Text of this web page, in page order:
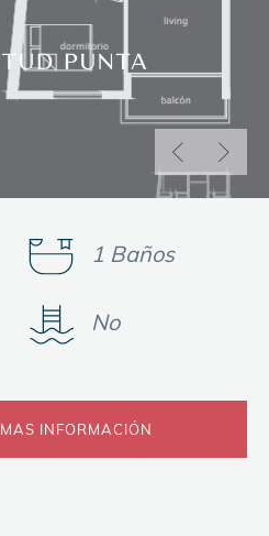
1 Baños
No
INFORMACIÓN